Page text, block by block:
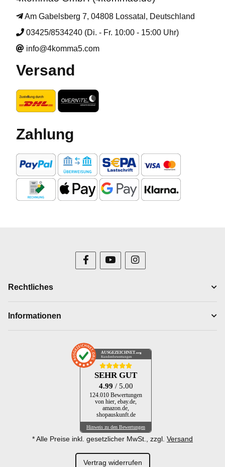
Am Gabelsberg 7, 04808 Lossatal, Deutschland
03425/8534240 (Di. - Fr. 10:00 - 15:00 Uhr)
info@4komma5.com
Versand
Zahlung
Rechtliches
Informationen
AUSGEZEICHNET .org
Kundenbewertungen
SEHR GUT
4.99 / 5.00
124.010 Bewertungen
von hier, ebay.de,
amazon.de,
shopauskunft.de
Hinweis zu den Bewertungen
* Alle Preise inkl. gesetzlicher MwSt., zzgl. Versand
Vertrag widerrufen